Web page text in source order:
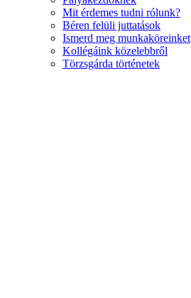
Mit érdemes tudni rólunk?
Béren felüli juttatások
Ismerd meg munkaköreinket
Kollégáink közelebbről
Törzsgárda történetek